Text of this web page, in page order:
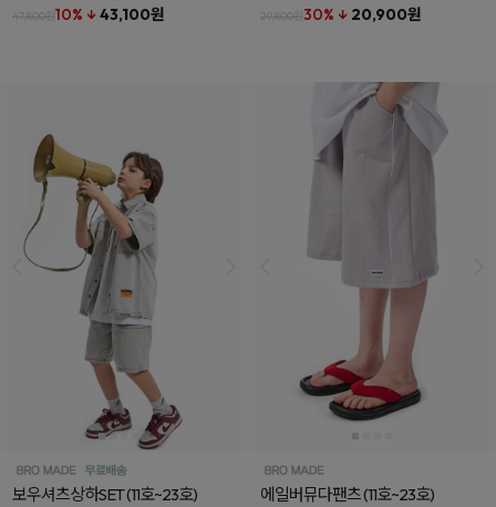
47,800원10% ↓ 43,100원 29,800원30% ↓ 20,900원
보우셔츠상하SET(11호~23호) 에일버뮤다팬츠(11호~23호)